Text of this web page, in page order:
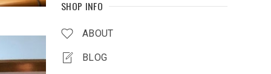
SHOP INFO
ABOUT
BLOG